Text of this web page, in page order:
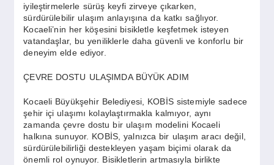
iyileştirmelerle sürüş keyfi zirveye çıkarken,
sürdürülebilir ulaşım anlayışına da katkı sağlıyor.
Kocaeli’nin her köşesini bisikletle keşfetmek isteyen
vatandaşlar, bu yeniliklerle daha güvenli ve konforlu bir
deneyim elde ediyor.
ÇEVRE DOSTU ULAŞIMDA BÜYÜK ADIM
Kocaeli Büyükşehir Belediyesi, KOBİS sistemiyle sadece
şehir içi ulaşımı kolaylaştırmakla kalmıyor, aynı
zamanda çevre dostu bir ulaşım modelini Kocaeli
halkına sunuyor. KOBİS, yalnızca bir ulaşım aracı değil,
sürdürülebilirliği destekleyen yaşam biçimi olarak da
önemli rol oynuyor. Bisikletlerin artmasıyla birlikte